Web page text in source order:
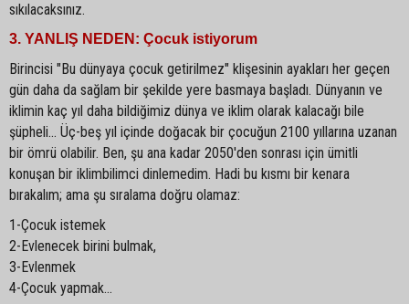
sıkılacaksınız.
3. YANLIŞ NEDEN: Çocuk istiyorum
Birincisi "Bu dünyaya çocuk getirilmez" klişesinin ayakları her geçen
gün daha da sağlam bir şekilde yere basmaya başladı. Dünyanın ve
iklimin kaç yıl daha bildiğimiz dünya ve iklim olarak kalacağı bile
şüpheli... Üç-beş yıl içinde doğacak bir çocuğun 2100 yıllarına uzanan
bir ömrü olabilir. Ben, şu ana kadar 2050'den sonrası için ümitli
konuşan bir iklimbilimci dinlemedim. Hadi bu kısmı bir kenara
bırakalım; ama şu sıralama doğru olamaz:
1-Çocuk istemek
2-Evlenecek birini bulmak,
3-Evlenmek
4-Çocuk yapmak...